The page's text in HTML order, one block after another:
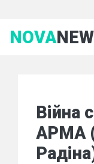
NOVA
Війна
АРМА